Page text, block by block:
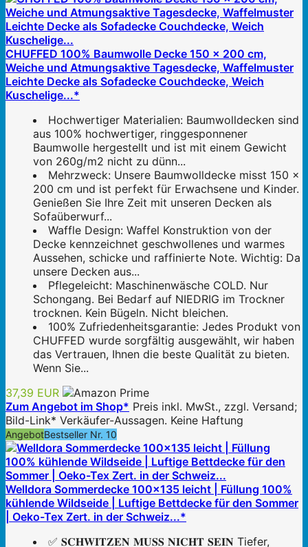
CHUFFED 100% Baumwolle Decke 150 x 200 cm,
Weiche und Atmungsaktive Tagesdecke, Waffelmuster
Leichte Decke als Sofadecke Couchdecke, Weich
Kuschelige...*
Hochwertiger Materialien: Baumwolldecken sind
aus 100% hochwertiger, ringgesponnener
Baumwolle hergestellt und ist mit einem Gewicht
von 260g/m2 nicht zu dünn...
Mehrzweck: Unsere Baumwolldecke misst 150 x
200 cm und ist perfekt für Erwachsene und Kinder.
Genießen Sie Ihre Zeit mit unseren Decken als
Sofaüberwurf...
Waffle Design: Waffel Konstruktion von der
Decke kennzeichnet geschwollenes und warmes
Aussehen, schicke und raffinierte Note. Wichtig: Da
unsere Decken aus...
Pflegeleicht: Maschinenwäsche COLD. Nur
Schongang. Bei Bedarf auf NIEDRIG im Trockner
trocknen. Kein Bügeln. Nicht bleichen.
100% Zufriedenheitsgarantie: Jedes Produkt von
CHUFFED wurde sorgfältig ausgewählt, wir haben
das Vertrauen, Ihnen die beste Qualität zu bieten.
Wenn Sie...
37,39 EUR
Zum Angebot im Shop* Preis inkl. MwSt., zzgl. Versand;
Bild-Link* Verkäufer-Aussagen. Keine Haftung
AngebotBestseller Nr. 10
Welldora Sommerdecke 100x135 leicht | Füllung 100%
kühlende Wildseide | Luftige Bettdecke für den Sommer
| Oeko-Tex Zert. in der Schweiz...*
✅ 𝐒𝐂𝐇𝐖𝐈𝐓𝐙𝐄𝐍 𝐌𝐔𝐒𝐒 𝐍𝐈𝐂𝐇𝐓 𝐒𝐄𝐈𝐍 Tiefer,